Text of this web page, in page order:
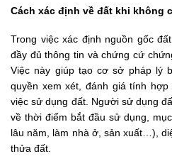
Cách xác định về đất khi không
Trong việc xác định nguồn gốc
đầy đủ thông tin và chứng cứ
Việc này giúp tạo cơ sở pháp lý
quyền xem xét, đánh giá tính
việc sử dụng đất. Người sử dụng
về thời điểm bắt đầu sử dụng,
lâu năm, làm nhà ở, sản xuất…),
thửa đất.